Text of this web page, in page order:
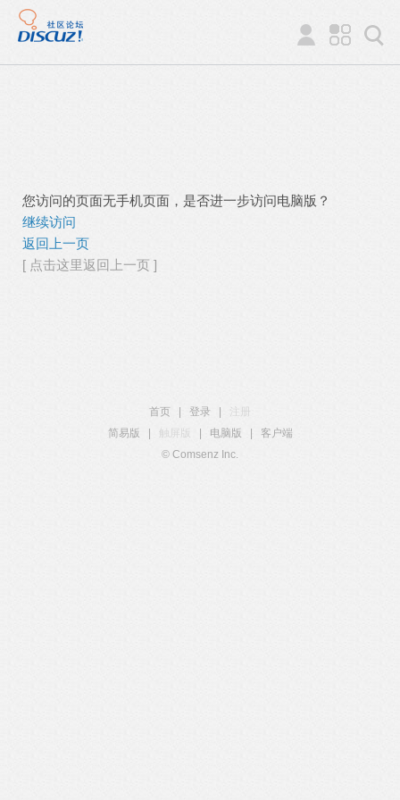
您访问的页面无手机页面，是否进一步访问电脑版？
继续访问
返回上一页
[ 点击这里返回上一页 ]
首页 登录
注册
简易版
触屏版 电脑版
客户端
© Comsenz Inc.